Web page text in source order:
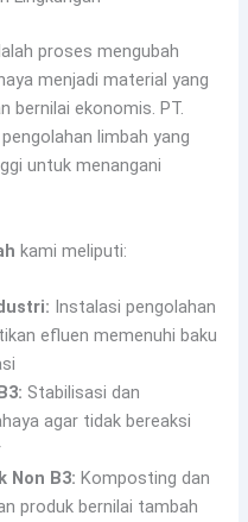
proses mengubah
menjadi material yang
bernilai ekonomis. PT.
limbah yang
untuk menangani
kami meliputi:
Instalasi pengolahan
efluen memenuhi baku
Stabilisasi dan
agar tidak bereaksi
Non B3: Komposting dan
produk bernilai tambah